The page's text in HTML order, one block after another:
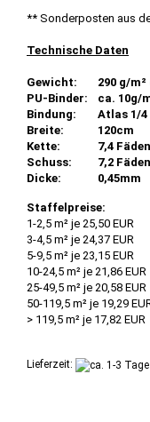
** Sonderposten aus
Technische Daten
Gewicht:
290 g/
PU-Binder:
ca. 10g/
Bindung:
Atlas 1/4
Breite:
120cm
Kette:
7,4
Schuss:
7,2
Dicke:
0,45mm
Staffelpreise:
1-2,5 m² je 25,50 EUR
3-4,5 m² je 24,37 EUR
5-9,5 m² je 23,15 EUR
10-24,5 m² je 21,86 EUR
25-49,5 m² je 20,58 EUR
50-119,5 m² je 19,29
> 119,5 m² je 17,82 EUR
Lieferzeit: